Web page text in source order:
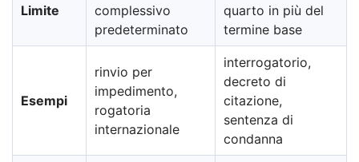
Limite
complessivo
predeterminato
quarto in più del
termine base
Esempi
rinvio per
impedimento,
rogatoria
internazionale
interrogatorio,
decreto di
citazione,
sentenza di
condanna